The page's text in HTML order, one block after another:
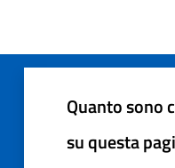
Quanto sono
su questa